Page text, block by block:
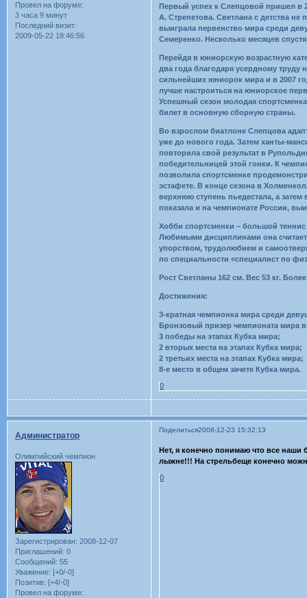
Провел на форуме:
3 часа 9 минут
Последний визит:
2009-05-22 18:46:56
Первый успех к Слепцовой пришел в
А. Стрепетова. Светлана с детства
выиграла первенство мира среди
Семеренко. Несколько месяцев
Перейдя в юниорскую возрастную
два года благодаря усердному труду
сильнейших юниорок мира и в 2007
лучше настроиться на юниорское
Успешный сезон молодая
билет в основную сборную страны.
Во взрослом биатлоне Слепцова
уже до нового года. Затем ханты-
повторила свой результат в
победительницей этой гонки. К
позволила спортсменке
эстафете. В конце сезона в
верхнюю ступень пьедестала, а
показала и на чемпионате России,
Хобби спортсменки – большой
Любимыми дисциплинами она считает
упорством, трудолюбием и
по специальности «специалист по
Рост Светланы 162 см. Вес 53 кг.
Достижения:
3-кратная чемпионка мира среди
Бронзовый призер чемпионата мира
3 победы на этапах Кубка мира;
2 вторых места на этапах Кубка мира;
2 третьих места на этапах Кубка мира;
8-е место в общем зачете Кубка мира.
0
Поделиться2008-12-23 15:32:13
Администратор
Олимпийский чемпион
Зарегистрирован: 2008-12-07
Приглашений: 0
Сообщений: 55
Уважение: [+0/-0]
Позитив: [+4/-0]
Провел на форуме:
Нет, я конечно понимаю что все наши
лыжне!!! На стрельбеще конечно
0